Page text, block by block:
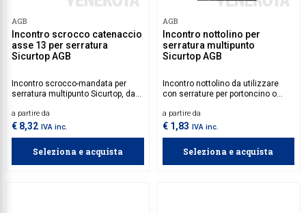
AGB
Incontro scrocco catenaccio
asse 13 per serratura
Sicurtop AGB
Incontro scrocco-mandata per
serratura multipunto Sicurtop, da
portefinestre ad anta singola o
doppia.
a partire da
€ 8,32 IVA inc.
Seleziona e acquista
AGB
Incontro nottolino per
serratura multipunto
Sicurtop AGB
Incontro nottolino da utilizzare
con serrature per portoncino o
doppia.
a partire da
€ 1,83 IVA inc.
Seleziona e acquista